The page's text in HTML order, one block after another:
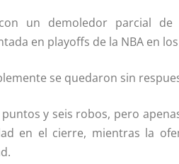
un demoledor parcial
en playoffs de la NBA en
se quedaron sin
y seis robos, pero
en el cierre, mientras la